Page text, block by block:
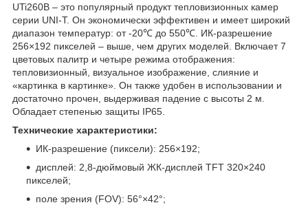
UTi260B – это популярный продукт тепловизионных камер
серии UNI-T. Он экономически эффективен и имеет широкий
диапазон температур: от -20℃ до 550℃. ИК-разрешение
256×192 пикселей – выше, чем других моделей. Включает 7
цветовых палитр и четыре режима отображения:
тепловизионный, визуальное изображение, слияние и
«картинка в картинке». Он также удобен в использовании и
достаточно прочен, выдерживая падение с высоты 2 м.
Обладает степенью защиты IP65.
Технические характеристики:
ИК-разрешение (пиксели): 256×192;
дисплей: 2,8-дюймовый ЖК-дисплей TFT 320×240
пикселей;
поле зрения (FOV): 56°×42°;